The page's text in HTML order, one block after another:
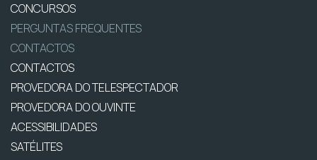
CONCURSOS
PERGUNTAS FREQUENTES
CONTACTOS
CONTACTOS
PROVEDORA DO TELESPECTADOR
PROVEDORA DO OUVINTE
ACESSIBILIDADES
SATÉLITES